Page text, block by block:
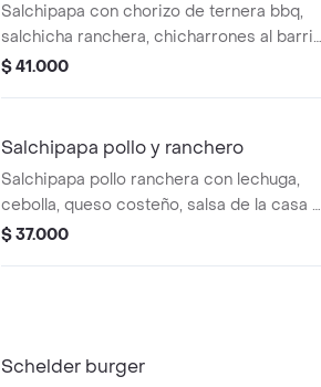
Salchipapa con chorizo de ternera bbq,
salchicha ranchera, chicharrones al barril.
lechuga, cebolla, queso costeño, salsa de
$ 41.000
Salchipapa pollo y ranchero
Salchipapa pollo ranchera con lechuga,
cebolla, queso costeño, salsa de la casa y
tártara.
$ 37.000
Schelder burger